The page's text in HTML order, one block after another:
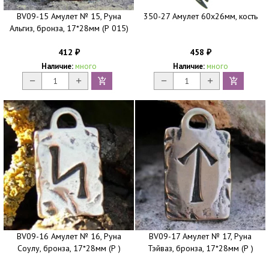
BV09-15 Амулет № 15, Руна
Альгиз, бронза, 17*28мм (Р 015)
412 ₽
Наличие: много
350-27 Амулет 60х26мм, кость
458 ₽
Наличие: много
BV09-16 Амулет № 16, Руна
Соулу, бронза, 17*28мм (Р )
BV09-17 Амулет № 17, Руна
Тэйваз, бронза, 17*28мм (Р )